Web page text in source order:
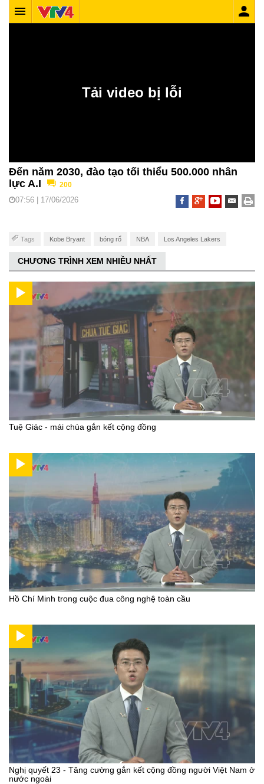
Đến năm 2030, đào tạo tối thiểu 500.000 nhân
lực A.I
200
07:56 | 17/06/2026
Tags Kobe Bryant bóng rổ NBA Los Angeles Lakers
CHƯƠNG TRÌNH XEM NHIỀU NHẤT
Tuệ Giác - mái chùa gắn kết cộng đồng
Hồ Chí Minh trong cuộc đua công nghệ toàn cầu
Nghị quyết 23 - Tăng cường gắn kết cộng đồng người Việt Nam ở
nước ngoài